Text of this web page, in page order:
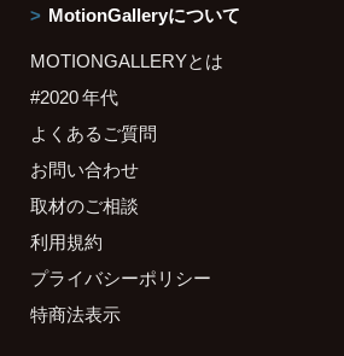
MotionGalleryについて
MOTIONGALLERYとは
#2020 年代
よくあるご質問
お問い合わせ
取材のご相談
利用規約
プライバシーポリシー
特商法表示